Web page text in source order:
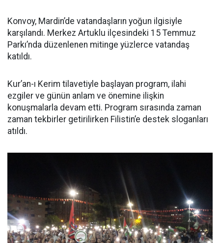
Konvoy, Mardin’de vatandaşların yoğun ilgisiyle
karşılandı. Merkez Artuklu ilçesindeki 15 Temmuz
Parkı’nda düzenlenen mitinge yüzlerce vatandaş
katıldı.
Kur’an-ı Kerim tilavetiyle başlayan program, ilahi
ezgiler ve günün anlam ve önemine ilişkin
konuşmalarla devam etti. Program sırasında zaman
zaman tekbirler getirilirken Filistin’e destek sloganları
atıldı.